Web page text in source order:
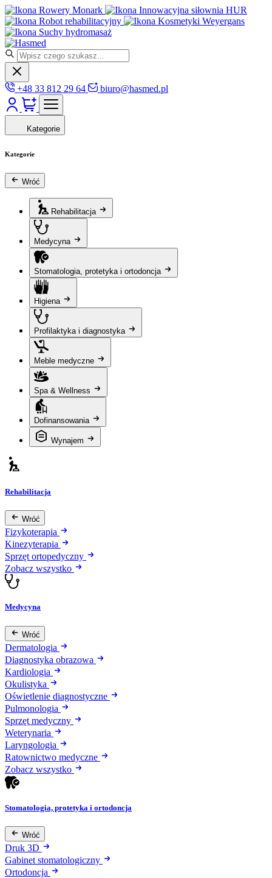
Rowery Monark
Innowacyjna siłownia HUR
Robot rehabilitacyjny
Kosmetyki Weyergans
Suchy hydromasaż
+48 33 812 29 64 biuro@hasmed.pl
Kategorie
Kategorie
Wróć
Rehabilitacja
Medycyna
Stomatologia, protetyka i ortodoncja
Higiena
Profilaktyka i diagnostyka
Meble medyczne
Spa & Wellness
Dofinansowania
Wynajem
Rehabilitacja
Wróć
Fizykoterapia
Kinezyterapia
Sprzęt ortopedyczny
Zobacz wszystko
Medycyna
Wróć
Dermatologia
Diagnostyka obrazowa
Kardiologia
Okulistyka
Oświetlenie diagnostyczne
Pulmonologia
Sprzęt medyczny
Weterynaria
Laryngologia
Ratownictwo medyczne
Zobacz wszystko
Stomatologia, protetyka i ortodoncja
Wróć
Druk 3D
Gabinet stomatologiczny
Ortodoncja